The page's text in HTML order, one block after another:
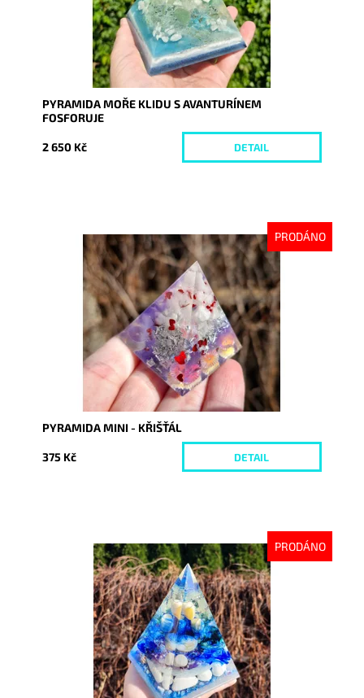
PYRAMIDA MOŘE KLIDU S AVANTURÍNEM
FOSFORUJE
2 650 Kč DETAIL
PRODÁNO
Dostupnost:
Vyprodáno
10100
PYRAMIDA MINI - KŘIŠŤÁL
375 Kč DETAIL
PRODÁNO
Dostupnost:
Vyprodáno
9258